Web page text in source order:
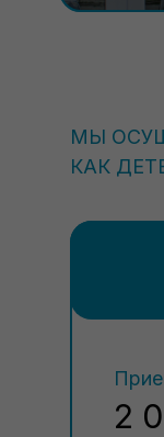
МЫ
КАК
2